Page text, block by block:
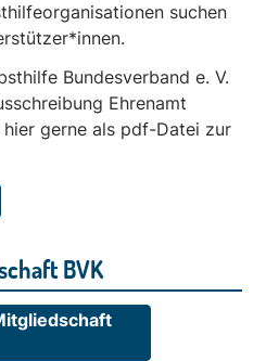
suchen
Bundesverband e. V.
Ehrenamt
gerne als pdf-Datei zur
BVK